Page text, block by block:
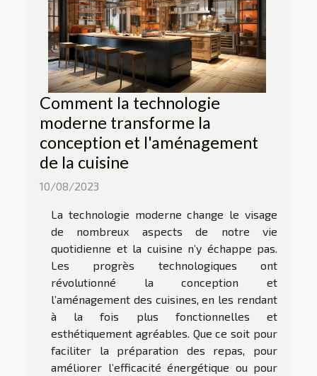
Comment la technologie
moderne transforme la
conception et l'aménagement
de la cuisine
10/08/2023
La technologie moderne change le visage
de nombreux aspects de notre vie
quotidienne et la cuisine n’y échappe pas.
Les progrès technologiques ont
révolutionné la conception et
l’aménagement des cuisines, en les rendant
à la fois plus fonctionnelles et
esthétiquement agréables. Que ce soit pour
faciliter la préparation des repas, pour
améliorer l’efficacité énergétique ou pour